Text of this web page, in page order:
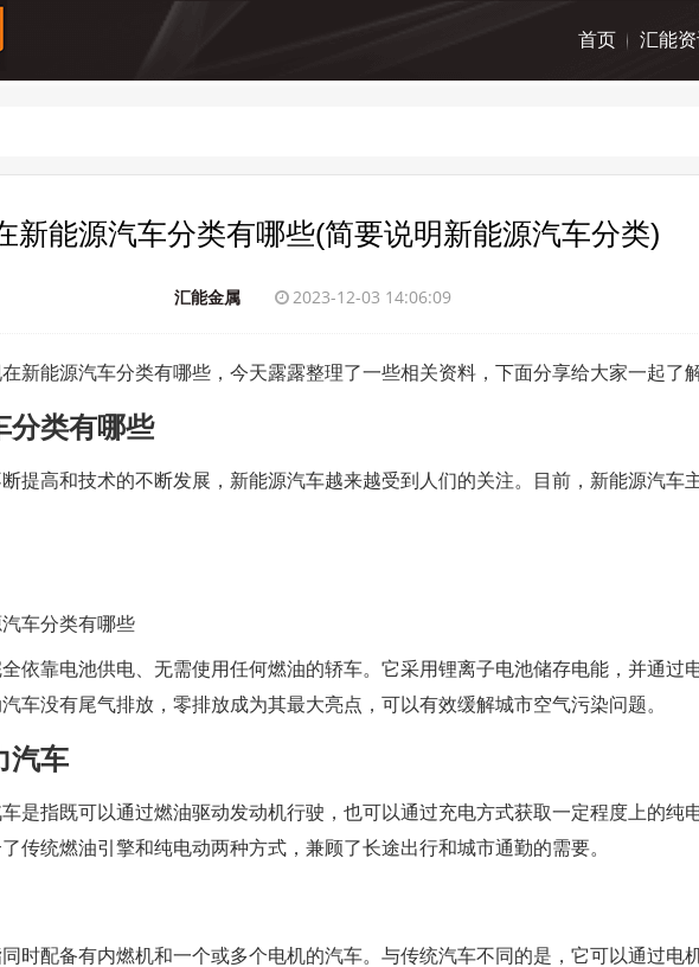
首页 汇能
新能源汽车分类有哪些(简要说明新能源汽车分类)
汇能金属 2023-12-03 14:06:09
新能源汽车分类有哪些，今天露露整理了一些相关资料，下面分享给大家一起了解
分类有哪些
提高和技术的不断发展，新能源汽车越来越受到人们的关注。目前，新能源汽车
依靠电池供电、无需使用任何燃油的轿车。它采用锂离子电池储存电能，并通过
车没有尾气排放，零排放成为其最大亮点，可以有效缓解城市空气污染问题。
汽车
是指既可以通过燃油驱动发动机行驶，也可以通过充电方式获取一定程度上的纯
传统燃油引擎和纯电动两种方式，兼顾了长途出行和城市通勤的需要。
时配备有内燃机和一个或多个电机的汽车。与传统汽车不同的是，它可以通过电